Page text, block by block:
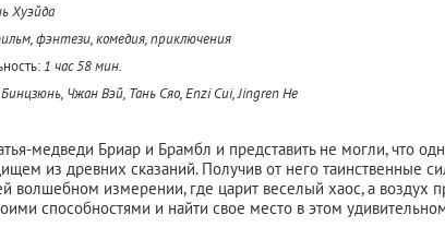
Хуэйда
фэнтези, комедия, приключения
1 час 58 мин.
Чжан Вэй, Тань Сяо, Enzi Cui, Jingren He
медведи Бриар и Брамбл и представить не могли, что
из древних сказаний. Получив от него таинственные
волшебном измерении, где царит веселый хаос, а воздух
способностями и найти свое место в этом